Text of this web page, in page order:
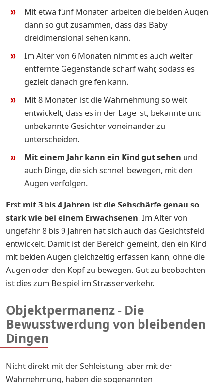
Mit etwa fünf Monaten arbeiten die beiden Augen
dann so gut zusammen, dass das Baby
dreidimensional sehen kann.
Im Alter von 6 Monaten nimmt es auch weiter
entfernte Gegenstände scharf wahr, sodass es
gezielt danach greifen kann.
Mit 8 Monaten ist die Wahrnehmung so weit
entwickelt, dass es in der Lage ist, bekannte und
unbekannte Gesichter voneinander zu
unterscheiden.
Mit einem Jahr kann ein Kind gut sehen und
auch Dinge, die sich schnell bewegen, mit den
Augen verfolgen.
Erst mit 3 bis 4 Jahren ist die Sehschärfe genau so
stark wie bei einem Erwachsenen. Im Alter von
ungefähr 8 bis 9 Jahren hat sich auch das Gesichtsfeld
entwickelt. Damit ist der Bereich gemeint, den ein Kind
mit beiden Augen gleichzeitig erfassen kann, ohne die
Augen oder den Kopf zu bewegen. Gut zu beobachten
ist dies zum Beispiel im Strassenverkehr.
Objektpermanenz - Die
Bewusstwerdung von bleibenden
Dingen
Nicht direkt mit der Sehleistung, aber mit der
Wahrnehmung, haben die sogenannten